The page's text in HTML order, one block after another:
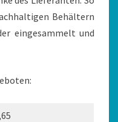
Behältern
eingesammelt und